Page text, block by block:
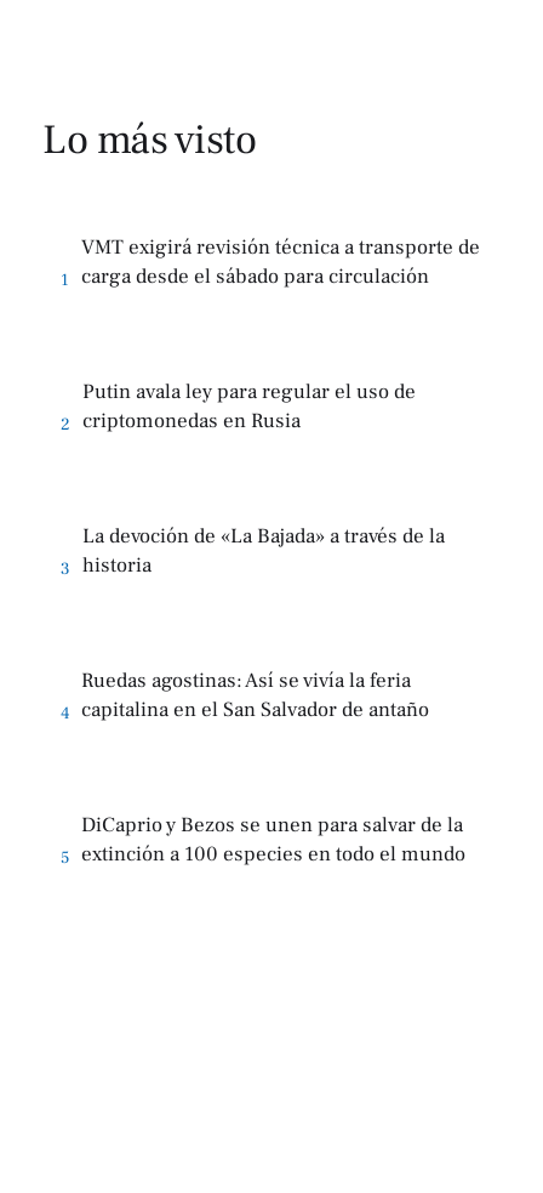
Lo más visto
1
VMT exigirá revisión técnica a transporte de
carga desde el sábado para circulación
2
Putin avala ley para regular el uso de
criptomonedas en Rusia
3
La devoción de «La Bajada» a través de la
historia
4
Ruedas agostinas: Así se vivía la feria
capitalina en el San Salvador de antaño
5
DiCaprio y Bezos se unen para salvar de la
extinción a 100 especies en todo el mundo